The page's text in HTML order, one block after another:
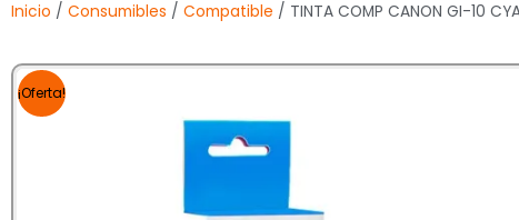
Inicio / Consumibles / Compatible / TINTA COMP CANON GI-10
¡Oferta!